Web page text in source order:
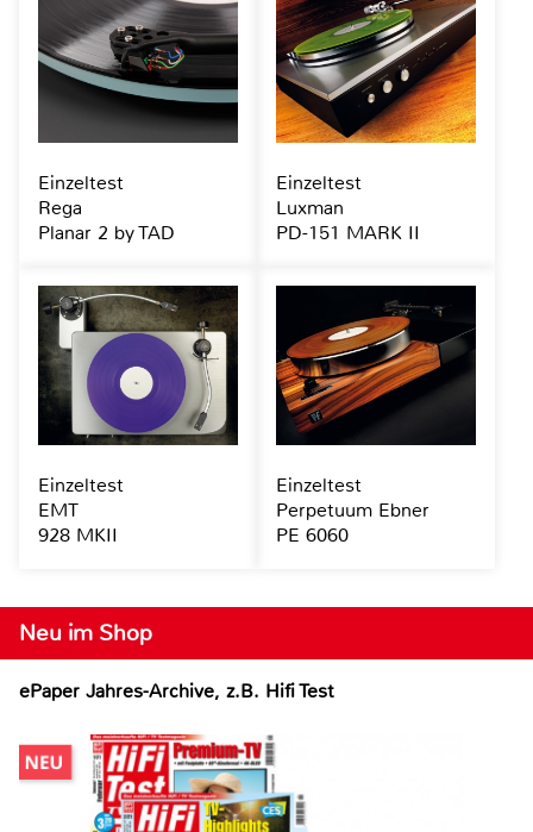
Neu im Shop
ePaper Jahres-Archive, z.B. Hifi Test
Einzeltest
Rega
Planar 2 by TAD
Einzeltest
Luxman
PD-151 MARK II
Einzeltest
EMT
928 MKII
Einzeltest
Perpetuum Ebner
PE 6060